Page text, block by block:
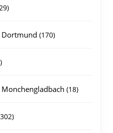
29
Dortmund 170170
1818
302302